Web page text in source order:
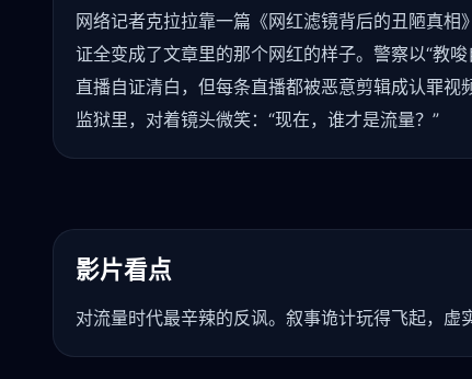
网络记者克拉拉靠一篇《网红滤镜背后的丑陋真
证全变成了文章里的那个网红的样子。警察以“教
直播自证清白，但每条直播都被恶意剪辑成认罪
监狱里，对着镜头微笑：“现在，谁才是流量？”
影片看点
对流量时代最辛辣的反讽。叙事诡计玩得飞起，虚